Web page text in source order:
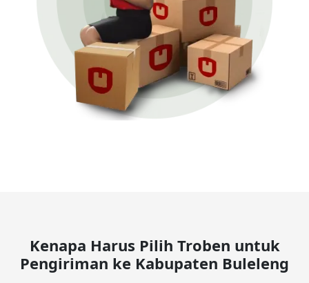
Kenapa Harus Pilih Troben untuk
Pengiriman ke Kabupaten Buleleng